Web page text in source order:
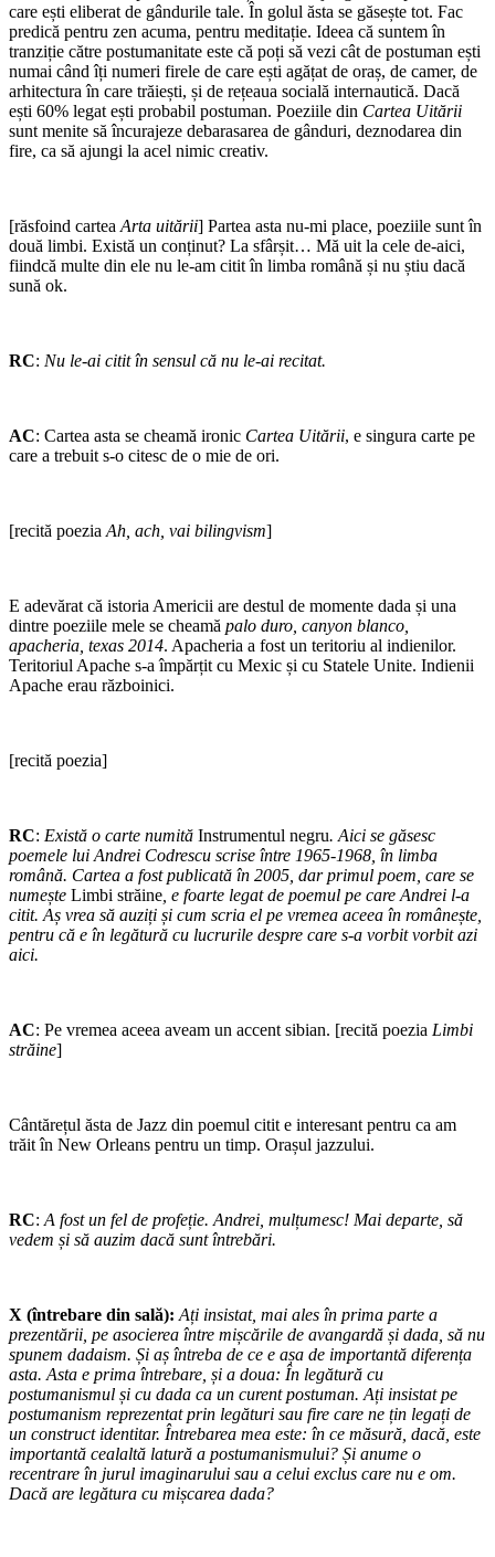
care ești eliberat de gândurile tale. În golul ăsta se găsește tot. Fac
predică pentru zen acuma, pentru meditație. Ideea că suntem în
tranziție către postumanitate este că poți să vezi cât de postuman ești
numai când îți numeri firele de care ești agățat de oraș, de camer, de
arhitectura în care trăiești, și de rețeaua socială internautică. Dacă
ești 60% legat ești probabil postuman. Poeziile din Cartea Uitării
sunt menite să încurajeze debarasarea de gânduri, deznodarea din
fire, ca să ajungi la acel nimic creativ.
[răsfoind cartea Arta uitării] Partea asta nu-mi place, poeziile sunt în
două limbi. Există un conținut? La sfârșit… Mă uit la cele de-aici,
fiindcă multe din ele nu le-am citit în limba română și nu știu dacă
sună ok.
RC: Nu le-ai citit în sensul că nu le-ai recitat.
AC: Cartea asta se cheamă ironic Cartea Uitării, e singura carte pe
care a trebuit s-o citesc de o mie de ori.
[recită poezia Ah, ach, vai bilingvism]
E adevărat că istoria Americii are destul de momente dada și una
dintre poeziile mele se cheamă palo duro, canyon blanco,
apacheria, texas 2014. Apacheria a fost un teritoriu al indienilor.
Teritoriul Apache s-a împărțit cu Mexic și cu Statele Unite. Indienii
Apache erau războinici.
[recită poezia]
RC: Există o carte numită Instrumentul negru. Aici se găsesc
poemele lui Andrei Codrescu scrise între 1965-1968, în limba
română. Cartea a fost publicată în 2005, dar primul poem, care se
numește Limbi străine , e foarte legat de poemul pe care Andrei l-a
citit. Aș vrea să auziți și cum scria el pe vremea aceea în românește,
pentru că e în legătură cu lucrurile despre care s-a vorbit vorbit azi
aici.
AC: Pe vremea aceea aveam un accent sibian. [recită poezia Limbi
străine]
Cântărețul ăsta de Jazz din poemul citit e interesant pentru ca am
trăit în New Orleans pentru un timp. Orașul jazzului.
RC: A fost un fel de profeție. Andrei, mulțumesc! Mai departe, să
vedem și să auzim dacă sunt întrebări.
X (întrebare din sală): Ați insistat, mai ales în prima parte a
prezentării, pe asocierea între mișcările de avangardă și dada, să nu
spunem dadaism. Și aș întreba de ce e așa de importantă diferența
asta. Asta e prima întrebare, și a doua: În legătură cu
postumanismul și cu dada ca un curent postuman. Ați insistat pe
postumanism reprezentat prin legături sau fire care ne țin legați de
un construct identitar. Întrebarea mea este: în ce măsură, dacă, este
importantă cealaltă latură a postumanismului? Și anume o
recentrare în jurul imaginarului sau a celui exclus care nu e om.
Dacă are legătura cu mișcarea dada?